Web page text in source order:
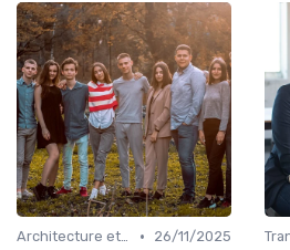
Architecture et infrastructure •
26/11/2025